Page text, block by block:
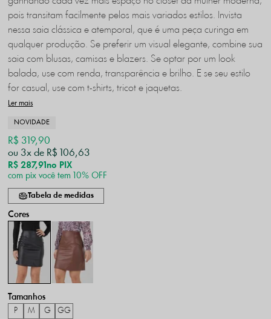
pois transitam facilmente pelos mais variados estilos. Invista
nessa saia clássica e atemporal, que é uma peça curinga em
qualquer produção. Se preferir um visual elegante, combine sua
saia com blusas, camisas e blazers. Se optar por um look
balada, use com renda, transparência e brilho. E se seu estilo
for casual, use com t-shirts, tricot e jaquetas.
Ler mais
NOVIDADE
R$ 287,91 no PIX
R$ 319,90
3x
R$ 106,63
com pix você tem 10% OFF
Tabela de medidas
P M G GG